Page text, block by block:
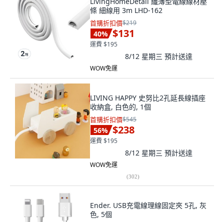
條 細線用 3m LHD-162
首購折扣價$219
40% $131
運費 $195
8/12 星期三 預計送達
WOW免運
LIVING HAPPY 史努比2孔延長線插座
收納盒, 白色的, 1個
首購折扣價$545
56% $238
運費 $195
8/12 星期三 預計送達
WOW免運
(302)
Ender. USB充電線理線固定夾 5孔, 灰
色, 5個